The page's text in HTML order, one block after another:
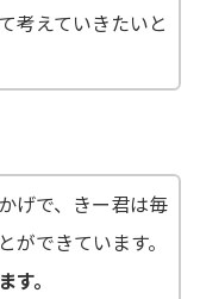
考えていきたいと
げで、きー君は毎
ができています。
。